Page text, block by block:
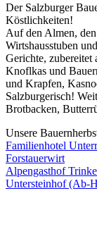
Der Salzburger
Köstlichkeiten!
Auf den Almen,
Wirtshausstuben
Gerichte, zubereitet
Knoflkas und
und Krapfen,
Salzburgerisch!
Brotbacken,
Unsere
Familienhotel
Forstauerwirt
Alpengasthof
Untersteinhof (Ab-